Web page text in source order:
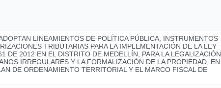
LINEAMIENTOS DE POLÍTICA PÚBLICA, INSTRUMENTOS
TRIBUTARIAS PARA LA IMPLEMENTACIÓN DE LA LEY
DE 2012 EN EL DISTRITO DE MEDELLÍN, PARA LA LEGALIZACIÓN
IRREGULARES Y LA FORMALIZACIÓN DE LA PROPIEDAD, EN
DE ORDENAMIENTO TERRITORIAL Y EL MARCO FISCAL DE